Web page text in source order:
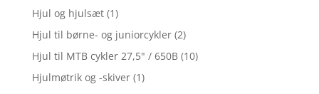
Hjul og hjulsæt (1)
Hjul til børne- og juniorcykler (2)
Hjul til MTB cykler 27,5" / 650B (10)
Hjulmøtrik og -skiver (1)